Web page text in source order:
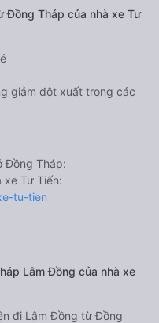
Đồng Tháp của nhà xe Tư
giảm đột xuất trong các
Đồng Tháp:
xe Tư Tiến:
tu-tien
Lâm Đồng của nhà xe
đi Lâm Đồng từ Đồng